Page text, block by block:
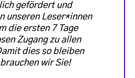
gefördert und
unseren Leser*innen
die ersten 7 Tage
Zugang zu allen
dies so bleiben
wir Sie!